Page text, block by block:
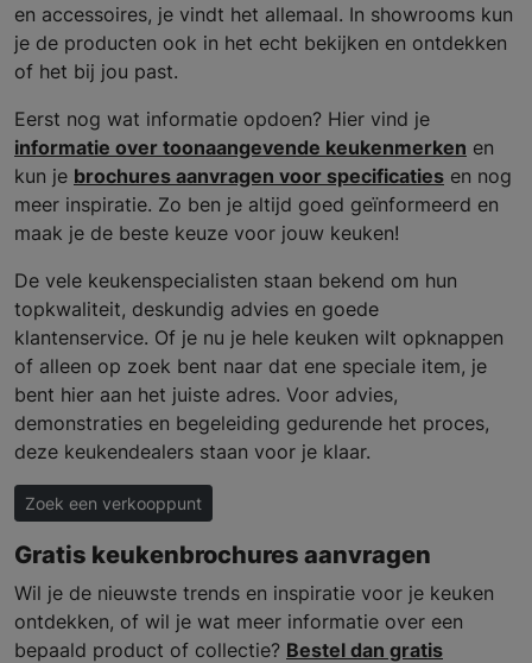
en accessoires, je vindt het allemaal. In showrooms kun
je de producten ook in het echt bekijken en ontdekken
of het bij jou past.
Eerst nog wat informatie opdoen? Hier vind je
informatie over toonaangevende keukenmerken en
kun je brochures aanvragen voor specificaties en nog
meer inspiratie. Zo ben je altijd goed geïnformeerd en
maak je de beste keuze voor jouw keuken!
De vele keukenspecialisten staan bekend om hun
topkwaliteit, deskundig advies en goede
klantenservice. Of je nu je hele keuken wilt opknappen
of alleen op zoek bent naar dat ene speciale item, je
bent hier aan het juiste adres. Voor advies,
demonstraties en begeleiding gedurende het proces,
deze keukendealers staan voor je klaar.
Zoek een verkooppunt
Gratis keukenbrochures aanvragen
Wil je de nieuwste trends en inspiratie voor je keuken
ontdekken, of wil je wat meer informatie over een
bepaald product of collectie? Bestel dan gratis